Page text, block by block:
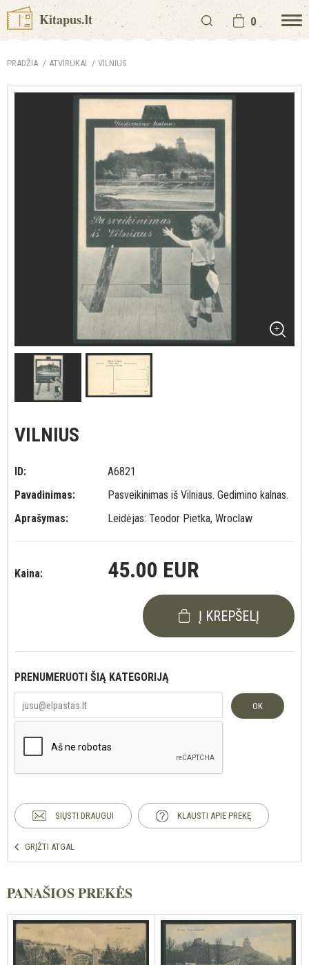
Kitapus.lt 0
PRADŽIA ATVIRUKAI VILNIUS
VILNIUS
ID:
A6821
Pavadinimas:
Pasveikinimas iš Vilniaus. Gedimino kalnas.
Aprašymas:
Leidėjas: Teodor Pietka, Wroclaw
Kaina: 45.00 EUR
Į KREPŠELĮ
PRENUMERUOTI ŠIĄ KATEGORIJĄ
OK
SIŲSTI DRAUGUI KLAUSTI APIE PREKĘ
GRĮŽTI ATGAL
PANAŠIOS PREKĖS